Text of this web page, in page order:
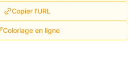
Copier l'URL
Coloriage en ligne